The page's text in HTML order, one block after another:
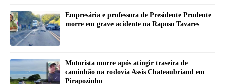
Empresária e professora de Presidente Prudente
morre em grave acidente na Raposo Tavares
Motorista morre após atingir traseira de
caminhão na rodovia Assis Chateaubriand em
Pirapozinho